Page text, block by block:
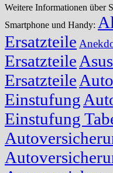
Weitere Informationen über
Smartphone und Handy:
Ersatzteile
Ersatzteile
Ersatzteile
Einstufung
Einstufung